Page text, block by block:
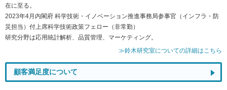
在に至る。
2023年4月内閣府 科学技術・イノベーション推進事務局参事官（インフラ・防
災担当）付上席科学技術政策フェロー（非常勤）
研究分野は応用統計解析、品質管理、マーケティング。
≫鈴木研究室についての詳細はこちら
顧客満足度について